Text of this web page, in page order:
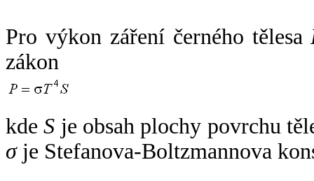
Pro výkon záření černého tělesa
zákon
kdeS je obsah plochy povrchu
σje Stefanova-Boltzmannova